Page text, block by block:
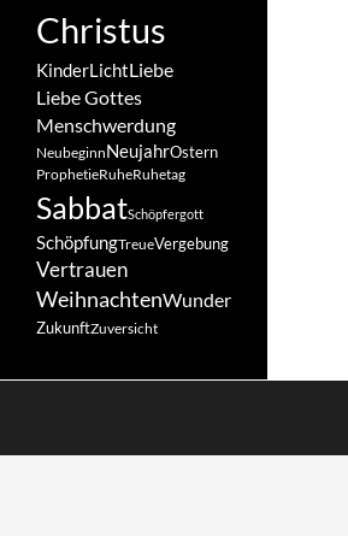
Christus
KinderLichtLiebe
Liebe Gottes
Menschwerdung
NeubeginnNeujahrOstern
ProphetieRuheRuhetag
SabbatSchöpfergott
SchöpfungTreueVergebung
Vertrauen
WeihnachtenWunder
ZukunftZuversicht